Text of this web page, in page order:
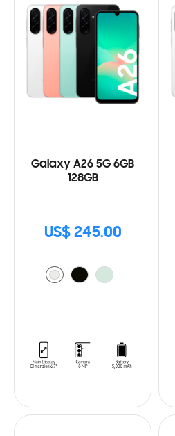
Galaxy A26 5G 6GB
128GB
US$ 245.00